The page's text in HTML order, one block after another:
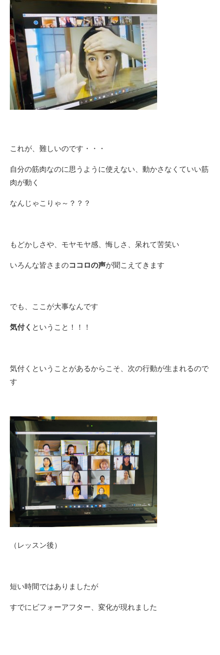
これが、難しいのです・・・
自分の筋肉なのに思うように使えない、動かさなくていい筋
肉が動く
なんじゃこりゃ～？？？
もどかしさや、モヤモヤ感、悔しさ、呆れて苦笑い
いろんな皆さまのココロの声が聞こえてきます
でも、ここが大事なんです
気付く ということ！！！
気付くということがあるからこそ、次の行動が生まれるので
す
（レッスン後）
短い時間ではありましたが
すでにビフォーアフター、変化が現れました